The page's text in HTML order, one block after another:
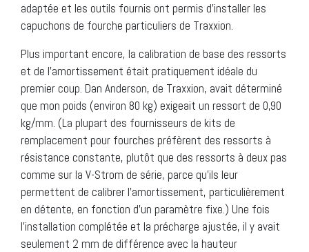
adaptée et les outils fournis ont permis d’installer les
capuchons de fourche particuliers de Traxxion.
Plus important encore, la calibration de base des ressorts
et de l’amortissement était pratiquement idéale du
premier coup. Dan Anderson, de Traxxion, avait déterminé
que mon poids (environ 80 kg) exigeait un ressort de 0,90
kg/mm. (La plupart des fournisseurs de kits de
remplacement pour fourches préfèrent des ressorts à
résistance constante, plutôt que des ressorts à deux pas
comme sur la V-Strom de série, parce qu’ils leur
permettent de calibrer l’amortissement, particulièrement
en détente, en fonction d’un paramètre fixe.) Une fois
l’installation complétée et la précharge ajustée, il y avait
seulement 2 mm de différence avec la hauteur